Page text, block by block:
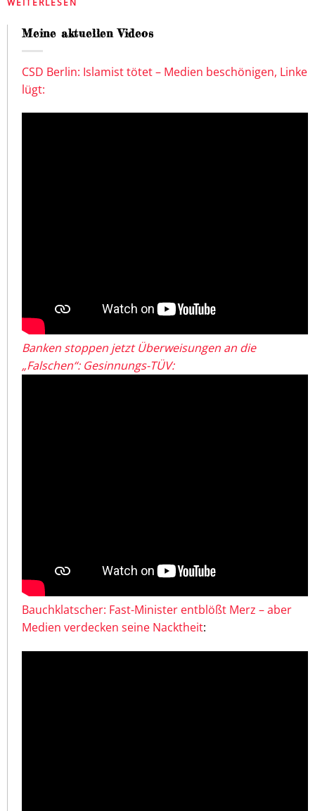
WEITERLESEN
Meine aktuellen Videos
CSD Berlin: Islamist tötet – Medien beschönigen, Linke
lügt:
Banken stoppen jetzt Überweisungen an die
„Falschen“: Gesinnungs-TÜV:
Bauchklatscher: Fast-Minister entblößt Merz – aber
Medien verdecken seine Nacktheit: